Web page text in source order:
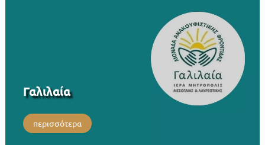
Γαλιλαία
περισσότερα